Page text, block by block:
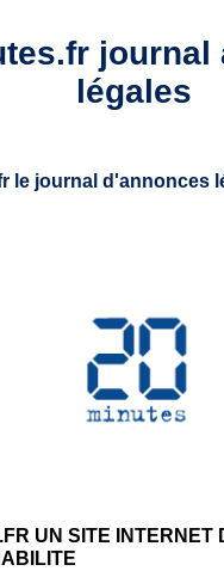
journal
légales
le journal d'annonces
UN SITE INTERNET